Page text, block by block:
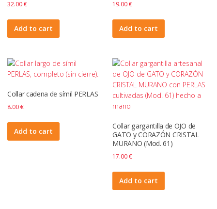
32.00€
Add to cart
19.00€
Add to cart
Collar cadena de símil PERLAS
8.00€
Add to cart
Collar gargantilla de OJO de
GATO y CORAZÓN CRISTAL
MURANO (Mod. 61)
17.00€
Add to cart